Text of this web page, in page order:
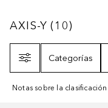
AXIS-Y 10
AXIS-Y (10)
Categorías
Notas sobre la clasificación